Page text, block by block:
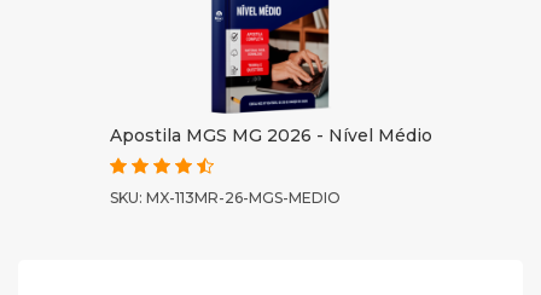
Apostila MGS MG 2026 - Nível Médio
SKU: MX-113MR-26-MGS-MEDIO